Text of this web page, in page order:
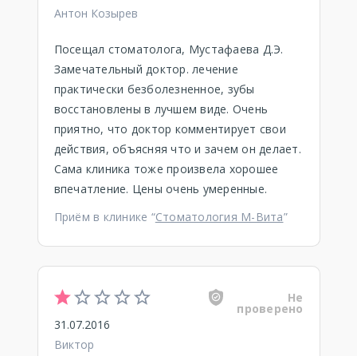
Антон Козырев
Посещал стоматолога, Мустафаева Д.Э.
Замечательный доктор. лечение
практически безболезненное, зубы
восстановлены в лучшем виде. Очень
приятно, что доктор комментирует свои
действия, объясняя что и зачем он делает.
Сама клиника тоже произвела хорошее
впечатление. Цены очень умеренные.
Приём в клинике “Стоматология М-Вита”
Не
проверено
31.07.2016
Виктор